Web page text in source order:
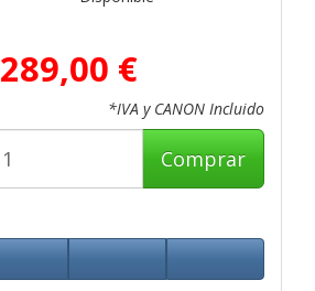
289,00 €
*IVA y CANON Incluido
Comprar